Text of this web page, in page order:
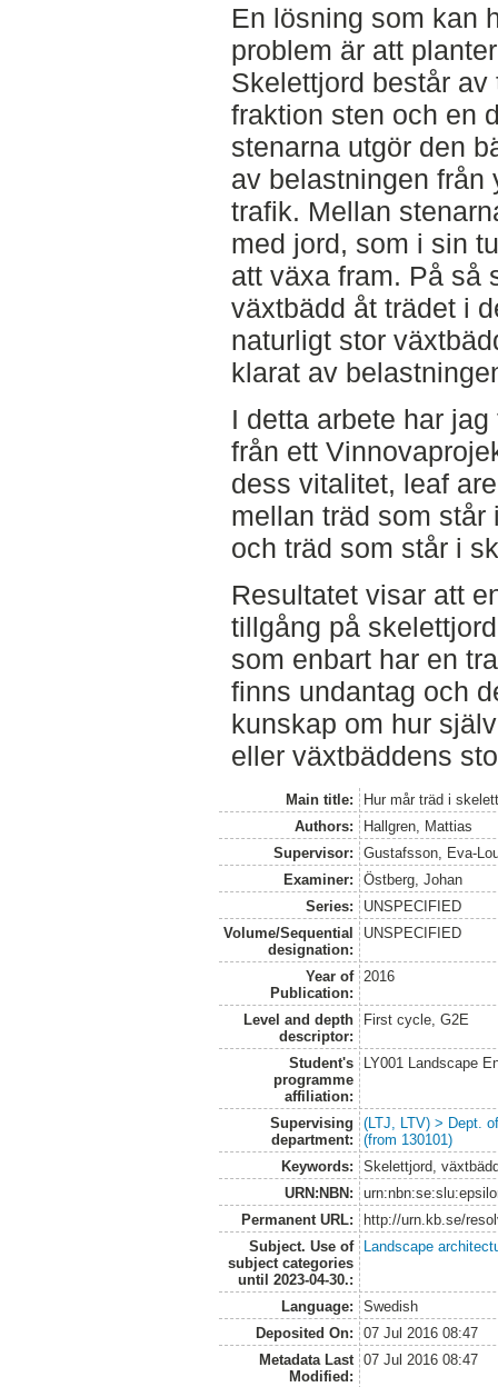
En lösning som kan
problem är att
Skelettjord består
fraktion sten och en
stenarna utgör den
av belastningen från
trafik. Mellan
med jord, som i sin
att växa fram. På så
växtbädd åt trädet i
naturligt stor
klarat av
I detta arbete har
från ett
dess vitalitet, leaf
mellan träd som
och träd som står i
Resultatet visar att
tillgång på
som enbart har en
finns undantag och
kunskap om hur
eller växtbäddens
Main title:
Hur mår träd i
Authors:
Hallgren, Mattias
Supervisor:
Gustafsson, Eva-
Examiner:
Östberg, Johan
Series:
UNSPECIFIED
Volume/Sequential
designation:
UNSPECIFIED
Year of
Publication:
2016
Level and depth
descriptor:
First cycle, G2E
Student's
programme
affiliation:
LY001 Landscape
Supervising
department:
(LTJ, LTV) > Dept.
(from 130101)
Keywords:
Skelettjord,
URN:NBN:
Permanent URL:
http://urn.kb.se/
Subject. Use of
subject categories
until 2023-04-30.:
Landscape
Language:
Swedish
Deposited On:
07 Jul 2016 08:47
Metadata Last
Modified:
07 Jul 2016 08:47